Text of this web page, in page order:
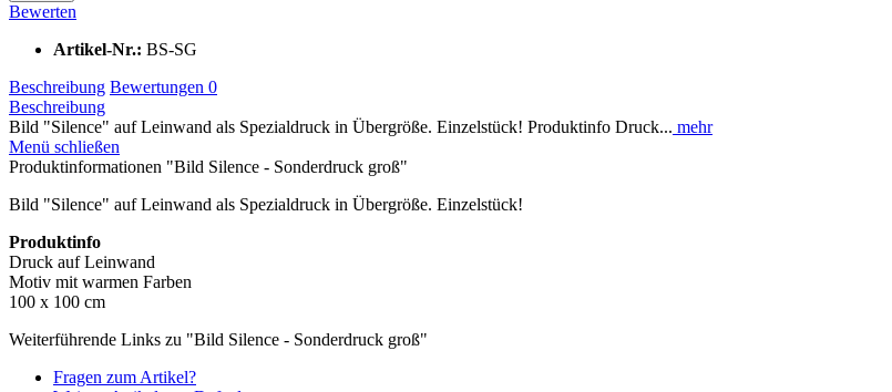
Bewerten
Artikel-Nr.: BS-SG
Beschreibung Bewertungen 0
Beschreibung
Bild "Silence" auf Leinwand als Spezialdruck in Übergröße. Einzelstück! Produktinfo Druck... mehr
Menü schließen
Produktinformationen "Bild Silence - Sonderdruck groß"
Bild "Silence" auf Leinwand als Spezialdruck in Übergröße. Einzelstück!
Produktinfo
Druck auf Leinwand
Motiv mit warmen Farben
100 x 100 cm
Weiterführende Links zu "Bild Silence - Sonderdruck groß"
Fragen zum Artikel?